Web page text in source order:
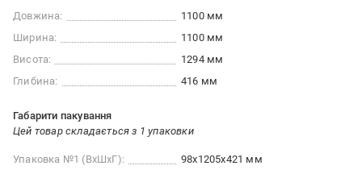
Довжина:
1100 мм
Ширина:
1100 мм
Висота:
1294 мм
Глибина:
416 мм
Габарити пакування
Цей товар складається з 1 упаковки
Упаковка №1 (ВхШхГ):
98x1205x421 мм